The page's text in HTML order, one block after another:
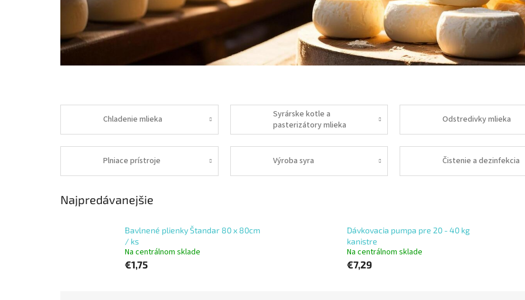
Chladenie mlieka
Syrárske kotle a
pasterizátory mlieka
Odstredivky mlieka
Plniace prístroje Výroba syra Čistenie a dezinfekcia
Najpredávanejšie
Bavlnené plienky Štandar 80 x 80cm
/ ks
Na centrálnom sklade
€1,75
Dávkovacia pumpa pre 20 - 40 kg
kanistre
Na centrálnom sklade
€7,29